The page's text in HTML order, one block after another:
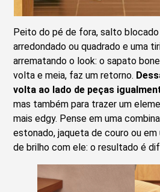
Peito do pé de fora, salto
arredondado ou quadrado e uma
arrematando o look: o sapato
volta e meia, faz um retorno.
volta ao lado de peças
mas também para trazer um
mais edgy. Pense em uma
estonado, jaqueta de couro ou
de brilho com ele: o resultado é